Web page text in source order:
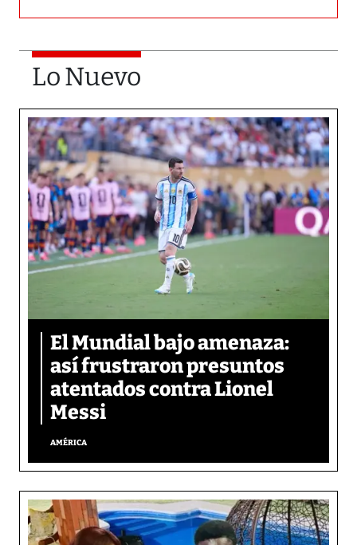
Lo Nuevo
El Mundial bajo amenaza:
así frustraron presuntos
atentados contra Lionel
Messi
AMÉRICA